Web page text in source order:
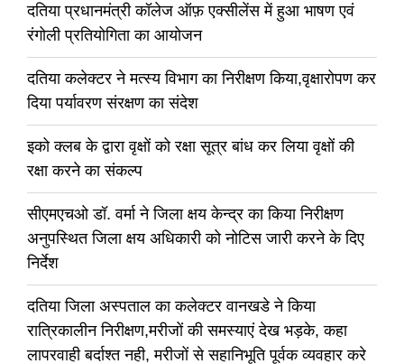
दतिया प्रधानमंत्री कॉलेज ऑफ़ एक्सीलेंस में हुआ भाषण एवं
रंगोली प्रतियोगिता का आयोजन
दतिया कलेक्टर ने मत्स्य विभाग का निरीक्षण किया,वृक्षारोपण कर
दिया पर्यावरण संरक्षण का संदेश
इको क्लब के द्वारा वृक्षों को रक्षा सूत्र बांध कर लिया वृक्षों की
रक्षा करने का संकल्प
सीएमएचओ डॉ. वर्मा ने जिला क्षय केन्द्र का किया निरीक्षण
अनुपस्थित जिला क्षय अधिकारी को नोटिस जारी करने के दिए
निर्देश
दतिया जिला अस्पताल का कलेक्टर वानखडे ने किया
रात्रिकालीन निरीक्षण,मरीजों की समस्याएं देख भड़के, कहा
लापरवाही बर्दाश्त नही, मरीजों से सहानिभूति पूर्वक व्यवहार करे